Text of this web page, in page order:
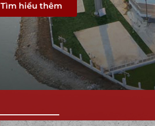
Tìm hiểu thêm